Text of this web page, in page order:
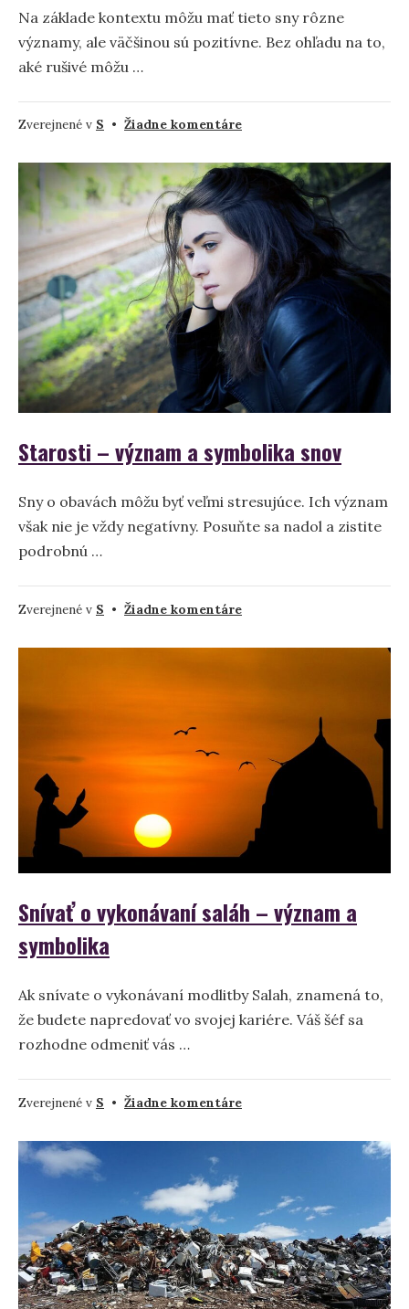
Na základe kontextu môžu mať tieto sny rôzne
významy, ale väčšinou sú pozitívne. Bez ohľadu na to,
aké rušivé môžu …
Zverejnené v S • Žiadne komentárena
o
stroskotaní
–
význam
a
symbolika
Starosti – význam a symbolika snov
Sny o obavách môžu byť veľmi stresujúce. Ich význam
však nie je vždy negatívny. Posuňte sa nadol a zistite
podrobnú …
Zverejnené v S • Žiadne komentárena
–
Snívať o vykonávaní saláh – význam a
symbolika
Ak snívate o vykonávaní modlitby Salah, znamená to,
že budete napredovať vo svojej kariére. Váš šéf sa
rozhodne odmeniť vás …
Zverejnené v S • Žiadne komentárena
o
význam
a
symbolika